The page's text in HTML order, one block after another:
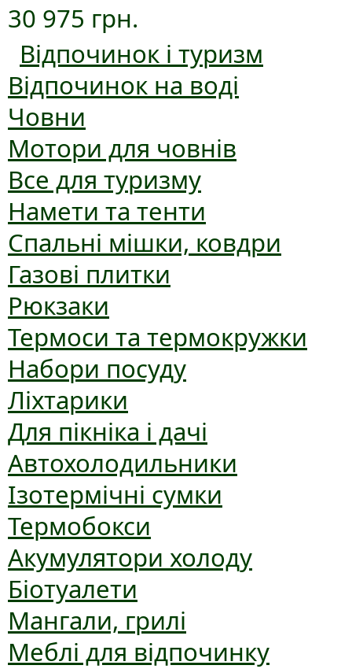
30 975 грн.
Відпочинок і туризм
Відпочинок на воді
Човни
Мотори для човнів
Все для туризму
Намети та тенти
Спальні мішки, ковдри
Газові плитки
Рюкзаки
Термоси та термокружки
Набори посуду
Ліхтарики
Для пікніка і дачі
Автохолодильники
Ізотермічні сумки
Термобокси
Акумулятори холоду
Біотуалети
Мангали, грилі
Меблі для відпочинку